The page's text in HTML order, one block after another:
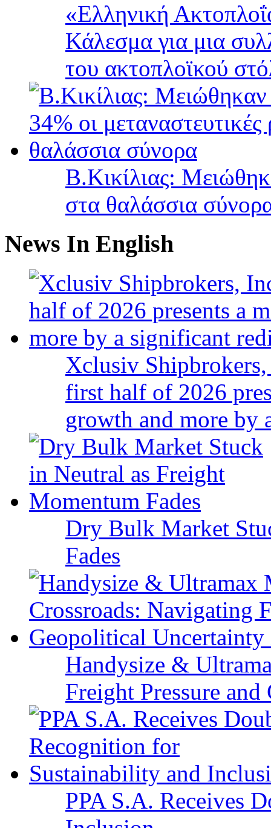
«Ελληνική
Κάλεσμα για μια
του ακτοπλοϊκού
B.Κικίλιας:
στα θαλάσσια
News In English
Xclusiv
first half of 2026
growth and more
Dry Bulk Market
Fades
Handysize &
Freight Pressure
PPA S.A. Receives